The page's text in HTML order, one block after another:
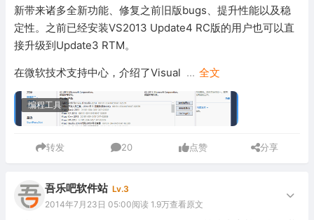
新带来诸多全新功能、修复之前旧版bugs、提升性能以及稳
定性。之前已经安装VS2013 Update4 RC版的用户也可以直
接升级到Update3 RTM。
在微软技术支持中心，介绍了Visual ... 全文
编程工具
转发 20 点赞 分享
吾乐吧软件站 Lv.3
2014年7月23日 05:00阅读 1.9万查看原文